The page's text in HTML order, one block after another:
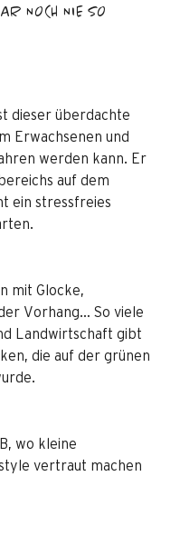
NOCH NIE SO
dieser überdachte
Erwachsenen und
werden kann. Er
auf dem
ein stressfreies
mit Glocke,
Vorhang… So viele
Landwirtschaft gibt
die auf der grünen
wo kleine
vertraut machen